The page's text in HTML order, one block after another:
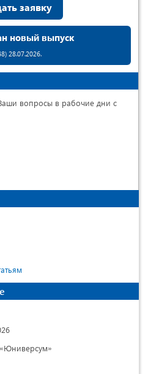
заявку
новый выпуск
28.07.2026.
вопросы в рабочие дни с